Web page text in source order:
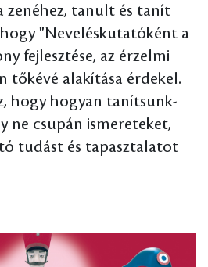
zenéhez, tanult és tanít
"Neveléskutatóként a
fejlesztése, az érzelmi
tőkévé alakítása érdekel.
hogy hogyan tanítsunk-
ne csupán ismereteket,
tudást és tapasztalatot